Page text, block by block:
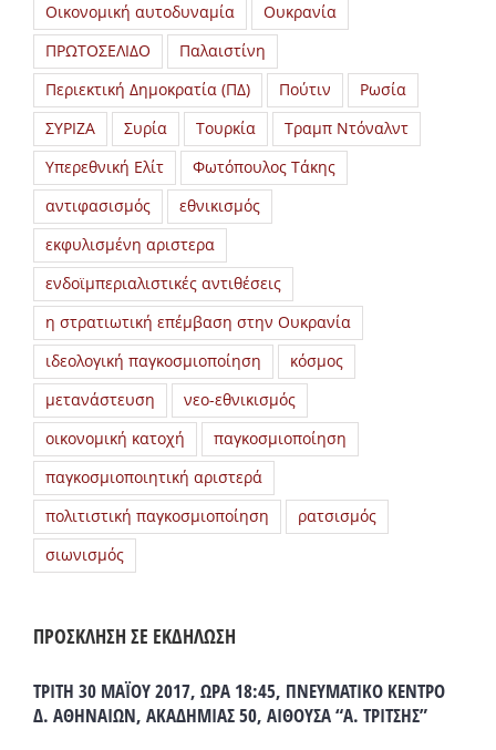
Οικονομική αυτοδυναμία
Ουκρανία
ΠΡΩΤΟΣΕΛΙΔΟ
Παλαιστίνη
Περιεκτική Δημοκρατία (ΠΔ)
Πούτιν
Ρωσία
ΣΥΡΙΖΑ
Συρία Τουρκία
Τραμπ Ντόναλντ
Υπερεθνική Ελίτ
Φωτόπουλος Τάκης
αντιφασισμός
εθνικισμός
εκφυλισμένη αριστερα
ενδοϊμπεριαλιστικές αντιθέσεις
η στρατιωτική επέμβαση στην Ουκρανία
ιδεολογική παγκοσμιοποίηση
κόσμος
μετανάστευση
νεο-εθνικισμός
οικονομική κατοχή
παγκοσμιοποίηση
παγκοσμιοποιητική αριστερά
πολιτιστική παγκοσμιοποίηση
ρατσισμός
σιωνισμός
ΠΡΟΣΚΛΗΣΗ ΣΕ ΕΚΔΗΛΩΣΗ
ΤΡΙΤΗ 30 ΜΑΪΟΥ 2017, ΩΡΑ 18:45, ΠΝΕΥΜΑΤΙΚΟ ΚΕΝΤΡΟ
Δ. ΑΘΗΝΑΙΩΝ, ΑΚΑΔΗΜΙΑΣ 50, ΑΙΘΟΥΣΑ “Α. ΤΡΙΤΣΗΣ”